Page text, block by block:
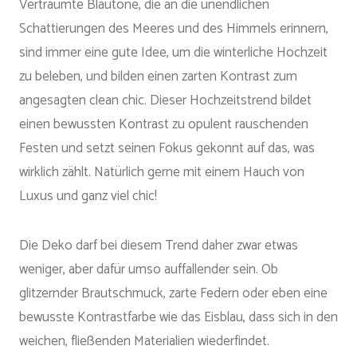
Verträumte Blautöne, die an die unendlichen
Schattierungen des Meeres und des Himmels erinnern,
sind immer eine gute Idee, um die winterliche Hochzeit
zu beleben, und bilden einen zarten Kontrast zum
angesagten clean chic. Dieser Hochzeitstrend bildet
einen bewussten Kontrast zu opulent rauschenden
Festen und setzt seinen Fokus gekonnt auf das, was
wirklich zählt. Natürlich gerne mit einem Hauch von
Luxus und ganz viel chic!
Die Deko darf bei diesem Trend daher zwar etwas
weniger, aber dafür umso auffallender sein. Ob
glitzernder Brautschmuck, zarte Federn oder eben eine
bewusste Kontrastfarbe wie das Eisblau, dass sich in den
weichen, fließenden Materialien wiederfindet.